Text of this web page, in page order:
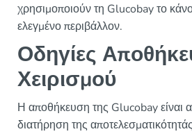
χρησιμοποιούν τη Glucobay το
ελεγμένο περιβάλλον.
Οδηγίες
Χειρισμού
Η αποθήκευση της Glucobay είναι
διατήρηση της